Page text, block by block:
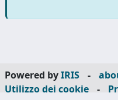
Powered byIRIS -
Utilizzo dei cookie
-